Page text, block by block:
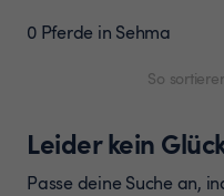
0 Pferde in Sehma
So
Leider kein
Passe deine Suche an,